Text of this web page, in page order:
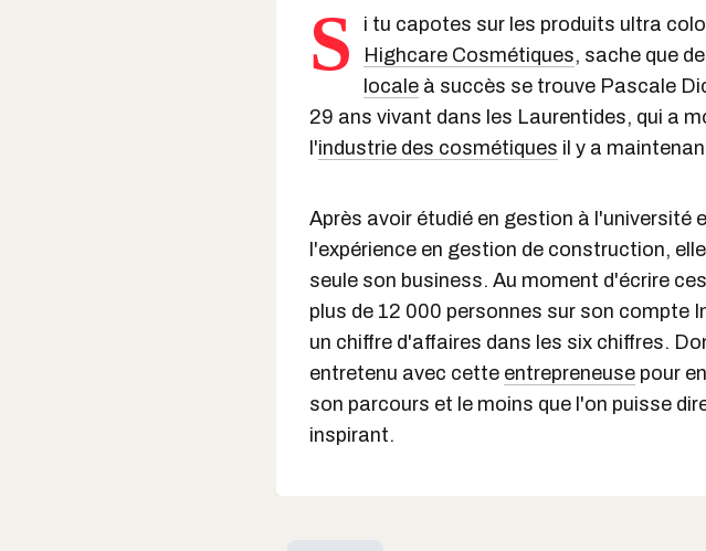
S i tu capotes sur les produits ultra
Highcare Cosmétiques, sache que
locale à succès se trouve Pascale
29 ans vivant dans les Laurentides, qui a
l'industrie des cosmétiques il y a
Après avoir étudié en gestion à l'université
l'expérience en gestion de construction,
seule son business. Au moment d'écrire
plus de 12 000 personnes sur son compte
un chiffre d'affaires dans les six chiffres.
entretenu avec cette entrepreneuse pour
son parcours et le moins que l'on puisse
inspirant.